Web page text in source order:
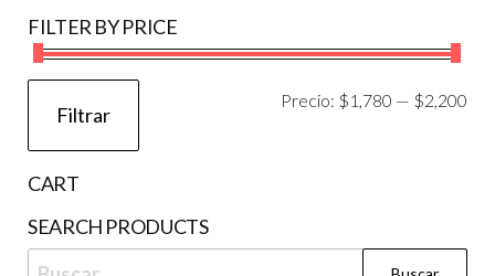
en
página
FILTER BY PRICE
Filtrar
Precio: $1,780 — $2,200
CART
SEARCH PRODUCTS
Buscar: